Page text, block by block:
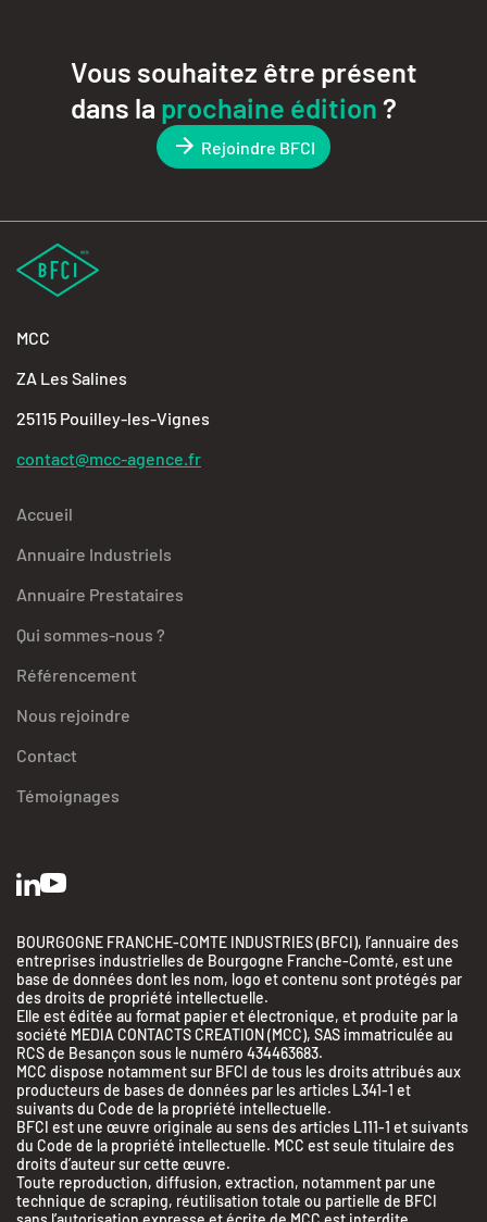
Vous souhaitez être présent
dans la prochaine édition?
Rejoindre BFCI
MCC
ZA Les Salines
25115 Pouilley-les-Vignes
contact@mcc-agence.fr
Accueil
Annuaire Industriels
Annuaire Prestataires
Qui sommes-nous ?
Référencement
Nous rejoindre
Contact
Témoignages
BOURGOGNE FRANCHE-COMTE INDUSTRIES (BFCI), l’annuaire des
entreprises industrielles de Bourgogne Franche-Comté, est une
base de données dont les nom, logo et contenu sont protégés par
des droits de propriété intellectuelle.
Elle est éditée au format papier et électronique, et produite par la
société MEDIA CONTACTS CREATION (MCC), SAS immatriculée au
RCS de Besançon sous le numéro 434463683.
MCC dispose notamment sur BFCI de tous les droits attribués aux
producteurs de bases de données par les articles L341-1 et
suivants du Code de la propriété intellectuelle.
BFCI est une œuvre originale au sens des articles L111-1 et suivants
du Code de la propriété intellectuelle. MCC est seule titulaire des
droits d’auteur sur cette œuvre.
Toute reproduction, diffusion, extraction, notamment par une
technique de scraping, réutilisation totale ou partielle de BFCI